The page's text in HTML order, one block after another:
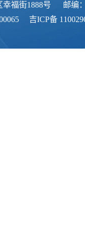
福街1888号
邮编
吉ICP备